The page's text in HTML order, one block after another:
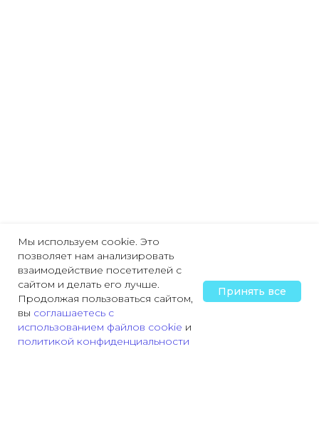
Главная Охрана труда Пожарная безопасность
Мы используем cookie. Это
позволяет нам анализировать
взаимодействие посетителей с
сайтом и делать его лучше.
Продолжая пользоваться сайтом,
вы соглашаетесь с
использованием файлов cookie и
политикой конфиденциальности
Принять все